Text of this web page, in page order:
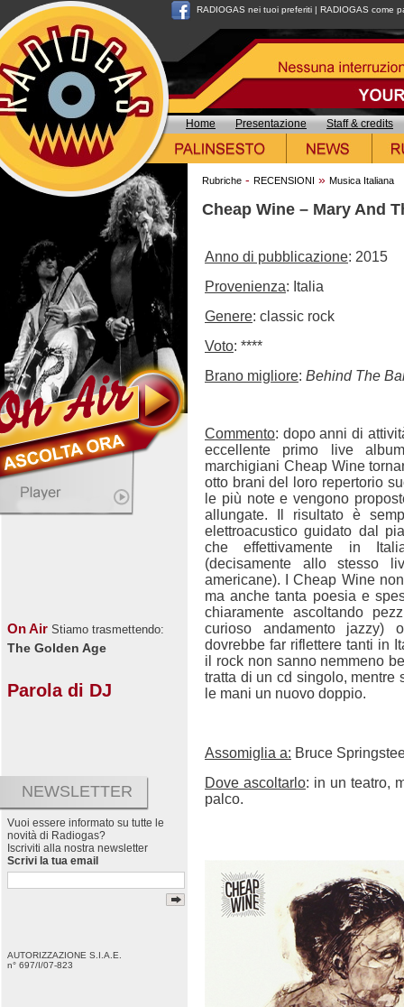
RADIOGAS nei tuoi preferiti | RADIOGAS come
Home Presentazione Staff & credits
On Air Stiamo trasmettendo:
The Golden Age
Parola di DJ
NEWSLETTER
Vuoi essere informato su tutte le
novità di Radiogas?
Iscriviti alla nostra newsletter
Scrivi la tua email
AUTORIZZAZIONE S.I.A.E.
n° 697/I/07-823
Rubriche - RECENSIONI » Musica Italiana
Cheap Wine – Mary And
Anno di pubblicazione: 2015
Provenienza: Italia
Genere: classic rock
Voto: ****
Brano migliore: Behind The
Commento: dopo anni di
eccellente primo live
marchigiani Cheap Wine
otto brani del loro repertorio
le più note e vengono
allungate. Il risultato è
elettroacustico guidato dal
che effettivamente in
(decisamente allo stesso
americane). I Cheap Wine
ma anche tanta poesia e
chiaramente ascoltando
curioso andamento jazzy)
dovrebbe far riflettere tanti in
il rock non sanno nemmeno
tratta di un cd singolo, mentre
le mani un nuovo doppio.
Assomiglia a: Bruce
Dove ascoltarlo: in un teatro,
palco.